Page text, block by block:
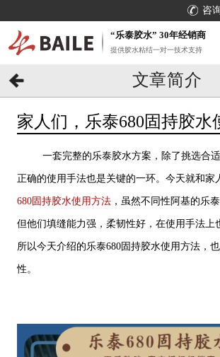
咨
“乐泰胶水” 30年经销商
提供胶水粘结一对一技术支持
文章简介
家人们，乐泰680固持胶水
一套完整的乐泰胶水方案，除了挑选合
正确的使用手法也是关键的一环。今天就和家
680固持胶水使用方法，虽然不同性阿基的乐
但他们填缝能力强，柔韧性好，在使用手法上
所以今天介绍的乐泰680固持胶水使用方法，
性。